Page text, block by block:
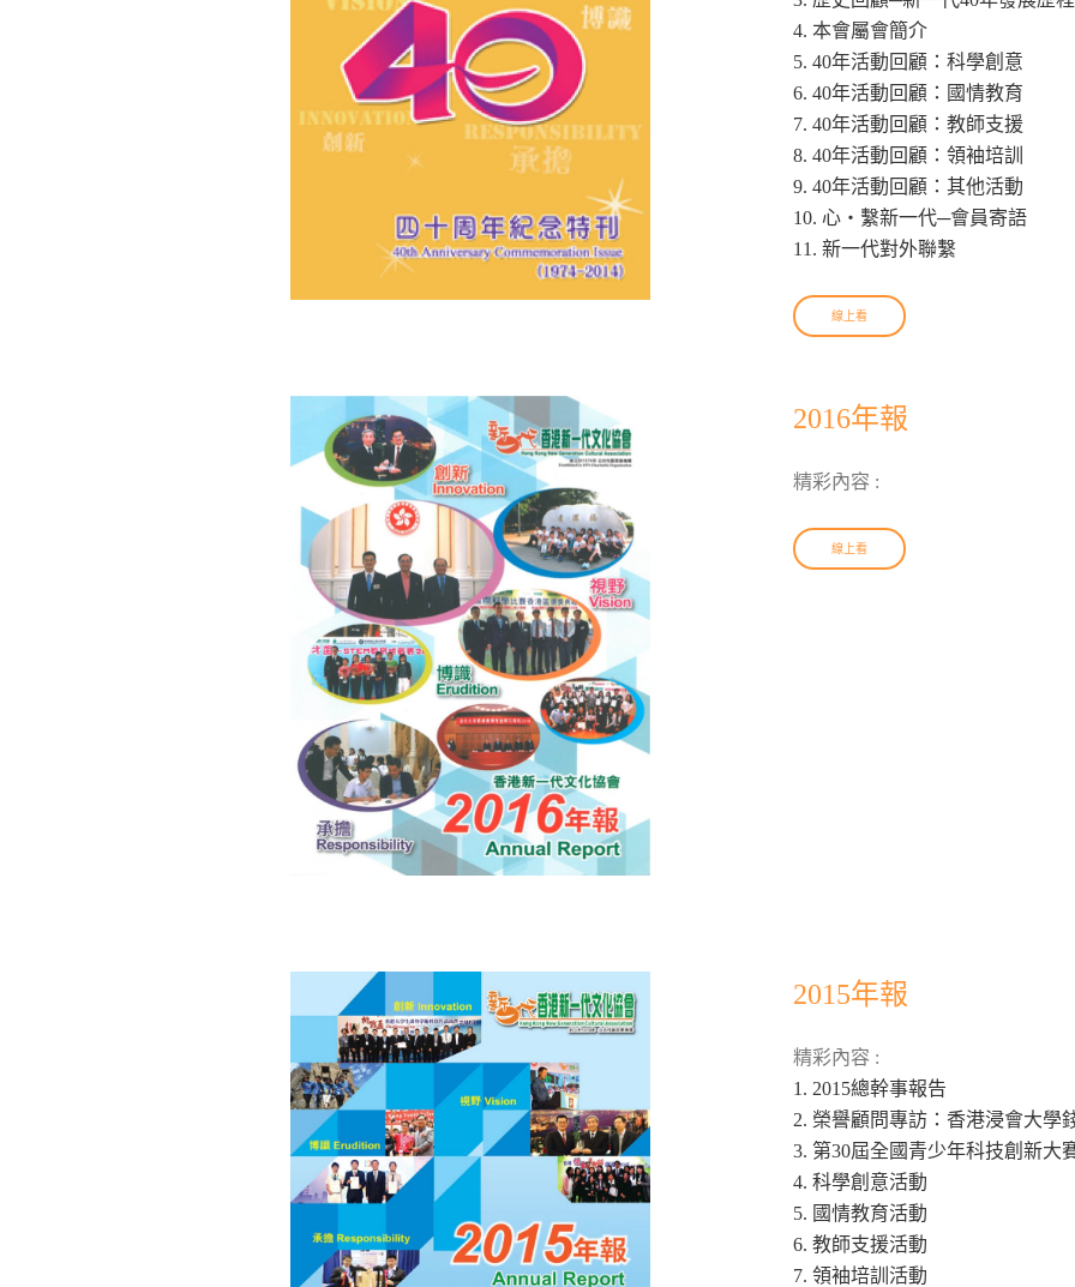
4. 本會屬會簡介
5. 40年活動回顧：科學創意
6. 40年活動回顧：國情教育
7. 40年活動回顧：教師支援
8. 40年活動回顧：領袖培訓
9. 40年活動回顧：其他活動
10. 心‧繫新一代─會員寄語
11. 新一代對外聯繫
線上看
2016年報
精彩內容 :
線上看
2015年報
精彩內容 :
1. 2015總幹事報告
2. 榮譽顧問專訪：香港浸會大學
3. 第30屆全國青少年科技創新大
4. 科學創意活動
5. 國情教育活動
6. 教師支援活動
7. 領袖培訓活動